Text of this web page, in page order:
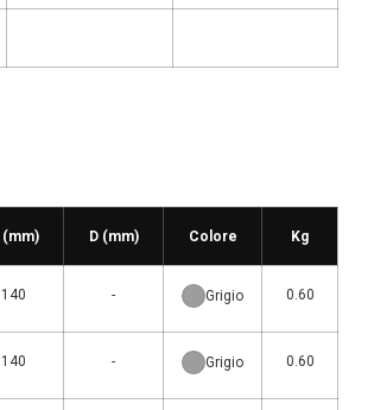
(mm) D (mm) Colore Kg
140 - Grigio 0.60
140 - Grigio 0.60